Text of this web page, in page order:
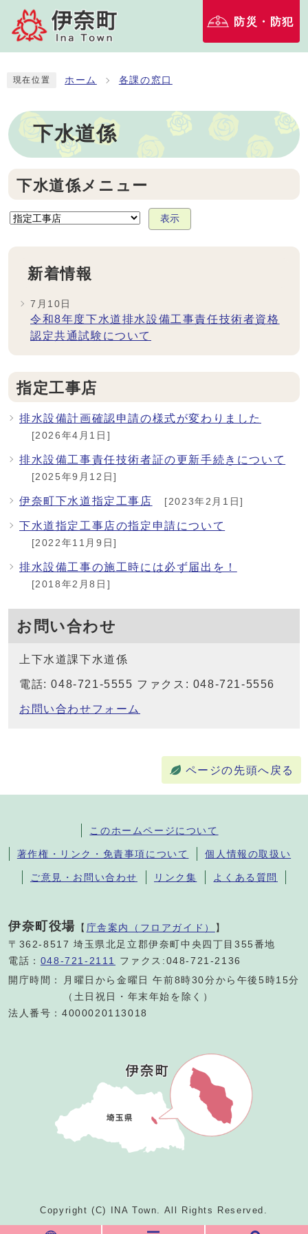
防災・防犯
現在位置 ホーム 各課の窓口
下水道係
下水道係メニュー
表示
新着情報
7月10日
令和8年度下水道排水設備工事責任技術者資格
認定共通試験について
指定工事店
排水設備計画確認申請の様式が変わりました
[2026年4月1日]
排水設備工事責任技術者証の更新手続きについて
[2025年9月12日]
伊奈町下水道指定工事店 [2023年2月1日]
下水道指定工事店の指定申請について
[2022年11月9日]
排水設備工事の施工時には必ず届出を！
[2018年2月8日]
お問い合わせ
上下水道課下水道係
電話: 048-721-5555 ファクス: 048-721-5556
お問い合わせフォーム
ページの先頭へ戻る
このホームページについて
著作権・リンク・免責事項について 個人情報の取扱い
ご意見・お問い合わせ リンク集 よくある質問
伊奈町役場 【 庁舎案内（フロアガイド） 】
〒362-8517 埼玉県北足立郡伊奈町中央四丁目355番地
電話： 048-721-2111
ファクス:048-721-2136
開庁時間：
月曜日から金曜日 午前8時30分から午後5時15分
（土日祝日・年末年始を除く）
法人番号：4000020113018
Copyright (C) INA Town. All Rights Reserved.